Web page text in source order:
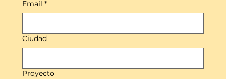
Email *
Ciudad
Proyecto